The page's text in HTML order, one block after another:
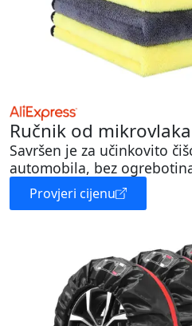
Ručnik od
Savršen je za učinkovito
automobila, bez
Provjeri cijenu